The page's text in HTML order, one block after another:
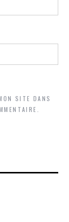
SITE DANS